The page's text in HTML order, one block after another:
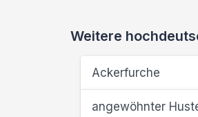
Weitere
Ackerfurche
angewöhnter